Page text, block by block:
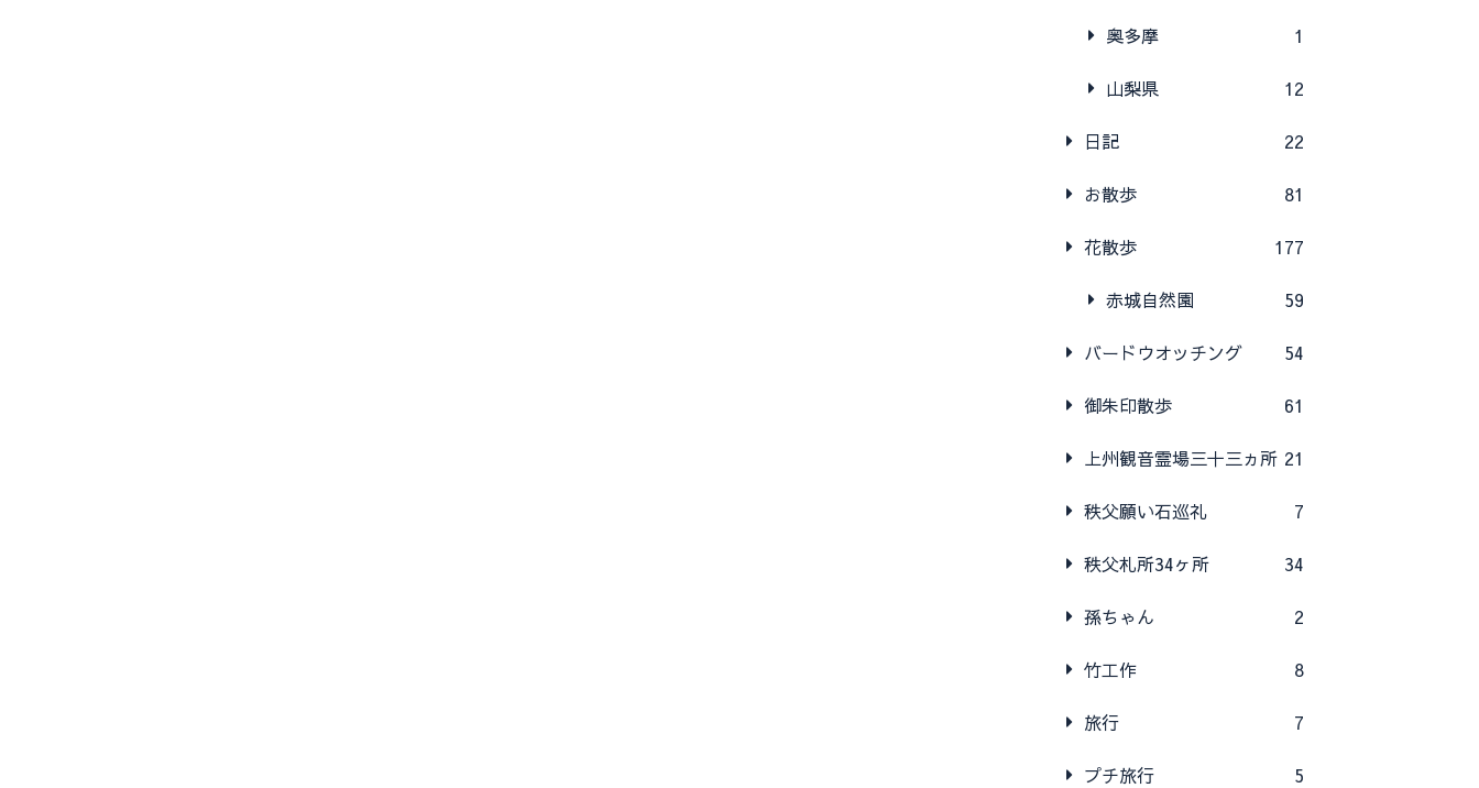
奥多摩 1
山梨県 12
日記 22
お散歩 81
花散歩 177
赤城自然園 59
バードウオッチング 54
御朱印散歩 61
上州観音霊場三十三ヵ所 21
秩父願い石巡礼 7
秩父札所34ヶ所 34
孫ちゃん 2
竹工作 8
旅行 7
プチ旅行 5